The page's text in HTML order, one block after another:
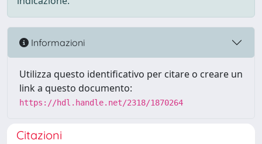
Informazioni
Utilizza questo identificativo per citare o creare un
link a questo documento:
https://hdl.handle.net/2318/1870264
Citazioni